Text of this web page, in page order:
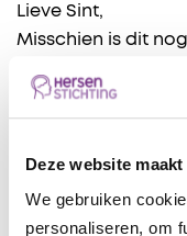
Deze website
We gebruiken
personaliseren, om
Lieve Sint,
Misschien is dit
Barbara kreeg op
heeft drie